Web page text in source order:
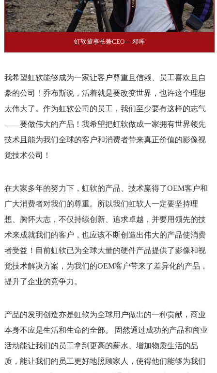
虹软董事长兼CEO— 邓晖
我希望虹软能够成为一家让客户尊重且信赖、员工喜欢且自
豪的公司！乔布斯说，活着就是要改变世界，也许这个理想
太伟大了。作为虹软公司的员工，我们至少要有这样的志气
——要做伟大的产品！我希望把虹软做成一家拥有世界领先
技术且能为我们全球的客户和消费者带来真正价值的影像视
觉技术公司！
在大家多年的努力下，虹软的产品、技术赢得了OEM客户和
广大消费者对我们的尊重。所以我们虹软人一定要坚持理
想、胸怀大志，不仅持续创新、追求卓越，并要用领先的技
术来成就我们的客户，也应该不断创造出伟大的产品使消费
者受益！目前虹软已为全球大量的硬件产品提供了影像和视
觉技术解决方案，为我们的OEM客户带来了差异化的产品，
提升了企业的竞争力。
产品的发明创造亦是虹软为全球用户做出的一种贡献，商业
本身不应是生活和生命的全部。 固然通过成功的产品和商业
活动能让我们的员工拿到更高的薪水、增加物质生活的品
质，能让我们的员工更好地照顾家人，使得他们能够为我们